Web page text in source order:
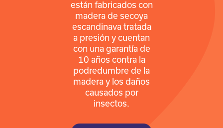
están fabricados con
madera de secoya
escandinava tratada
a presión y cuentan
con una garantía de
10 años contra la
podredumbre de la
madera y los daños
causados por
insectos.